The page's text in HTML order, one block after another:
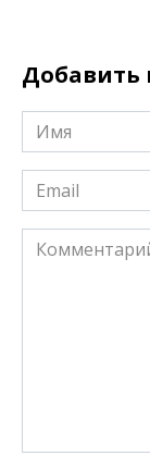
Добавить
Имя
*
Email
*
Комментарий